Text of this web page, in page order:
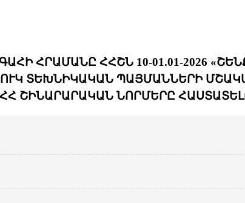
ՀՐԱՄԱՆԸ ՀՀՇՆ 10-01.01-2026
ՏԵԽՆԻԿԱԿԱՆ ՊԱՅՄԱՆՆԵՐԻ
ՇԻՆԱՐԱՐԱԿԱՆ ՆՈՐՄԵՐԸ